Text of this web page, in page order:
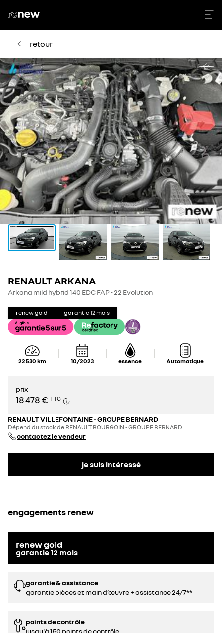
retour
RENAULT ARKANA
Arkana mild hybrid 140 EDC FAP - 22 Evolution
renew gold garantie12 mois
22 530 km 10/2023 essence Automatique
prix
18 478 € TTC
RENAULT VILLEFONTAINE - GROUPE BERNARD
Dépend du stock de RENAULT BOURGOIN - GROUPE BERNARD
contactez le vendeur
je suis intéressé
engagements renew
renew gold
garantie12 mois
garantie & assistance
garantie pièces et main d’œuvre + assistance 24/7**
points de contrôle
jusqu'à 150 points de contrôle